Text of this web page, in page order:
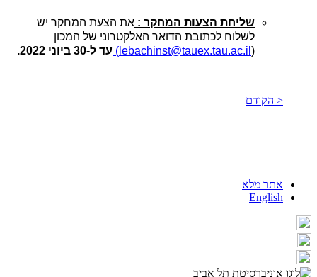
שליחת הצעות המחקר : את הצעת המחקר יש
לשלוח לכתובת הדואר האלקטרוני של המכון
(
lebachinst@tauex.tau.ac.il
) עד ל-30 ביוני 2022.
< הקודם
אתר מלא
English